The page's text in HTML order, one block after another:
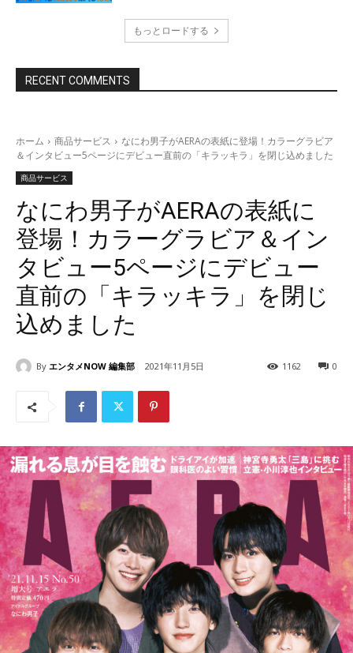
もっとロードする
RECENT COMMENTS